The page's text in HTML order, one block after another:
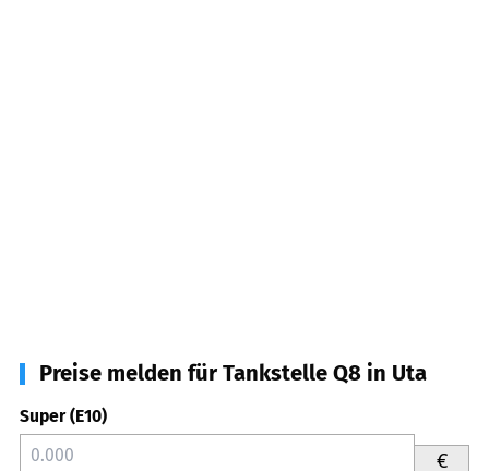
Preise melden für Tankstelle Q8 in Uta
Super (E10)
€